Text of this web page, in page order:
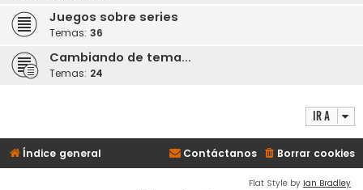
Juegos sobre series
Temas: 36
Cambiando de tema...
Temas: 24
Ir a
Índice general Borrar cookies
Contáctanos
Flat Style by Ian Bradley